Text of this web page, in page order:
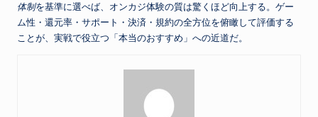
体制を基準に選べば、オンカジ体験の質は驚くほど向上する。ゲー
ム性・還元率・サポート・決済・規約の全方位を俯瞰して評価する
ことが、実戦で役立つ「本当のおすすめ」への近道だ。